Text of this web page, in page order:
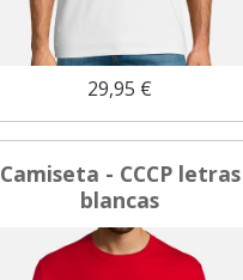
29,95 €
Camiseta - CCCP letras
blancas